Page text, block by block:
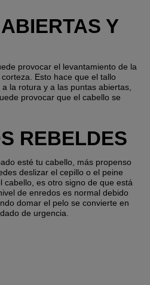
Y
provocar el levantamiento de la
Esto hace que el tallo
la rotura y a las puntas abiertas,
provocar que el cabello se
REBELDES
esté tu cabello, más propenso
deslizar el cepillo o el peine
cabello, es otro signo de que está
de enredos es normal debido
domar el pelo se convierte en
de urgencia.